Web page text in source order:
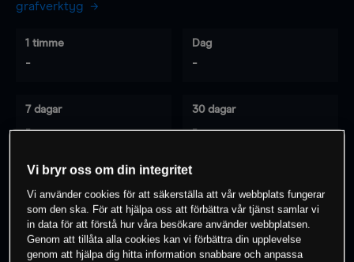
grafverktyg
1 timme
-
Dag
-
7 dagar
-
30 dagar
-
0% av kunderna har enposition i detta
instrument
Vi bryr oss om din integritet
Vi använder cookies för att säkerställa att vår webbplats fungerar
som den ska. För att hjälpa oss att förbättra vår tjänst samlar vi
in data för att förstå hur våra besökare använder webbplatsen.
Genom att tillåta alla cookies kan vi förbättra din upplevelse
genom att hjälpa dig hitta information snabbare och anpassa